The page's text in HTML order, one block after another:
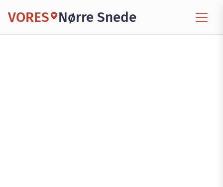
VORES Nørre Snede